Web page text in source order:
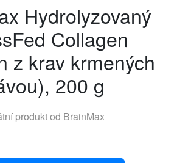
Hydrolyzovaný
Collagen
z krav krmených
200 g
produkt od BrainMax